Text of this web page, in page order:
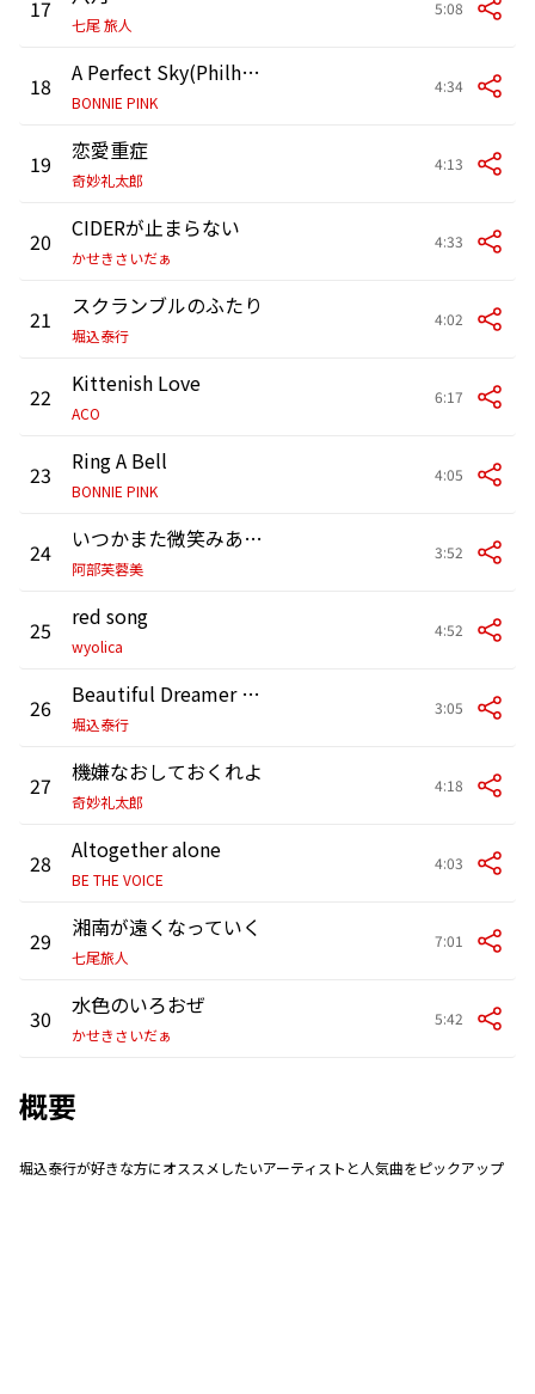
17
七尾 旅人
5:08
18 A Perfect Sky(Philharmonic Flava)
BONNIE PINK
4:34
19 恋愛重症
奇妙礼太郎
4:13
20 CIDERが止まらない
かせきさいだぁ
4:33
21 スクランブルのふたり
堀込泰行
4:02
22 Kittenish Love
ACO
6:17
23 Ring A Bell
BONNIE PINK
4:05
24 いつかまた微笑みあえる日が来るまで
阿部芙蓉美
3:52
25 red song
wyolica
4:52
26 Beautiful Dreamer + シャムキャッツ
堀込泰行
3:05
27 機嫌なおしておくれよ
奇妙礼太郎
4:18
28 Altogether alone
BE THE VOICE
4:03
29 湘南が遠くなっていく
七尾旅人
7:01
30 水色のいろおぜ
かせきさいだぁ
5:42
概要
堀込泰行が好きな方にオススメしたいアーティストと人気曲をピックアップ